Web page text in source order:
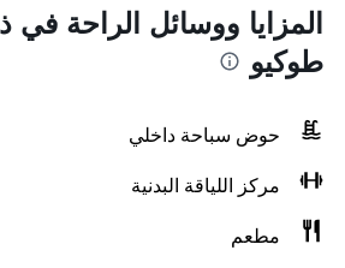
المزايا ووسائل الراحة في
طوكيو
حوض سباحة داخلي
مركز اللياقة البدنية
مطعم